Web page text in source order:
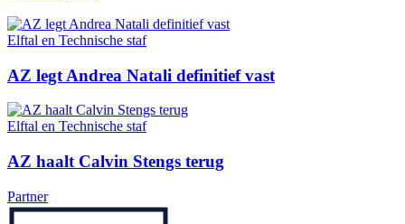
Elftal en Technische staf
AZ legt Andrea Natali definitief vast
Elftal en Technische staf
AZ haalt Calvin Stengs terug
Partner